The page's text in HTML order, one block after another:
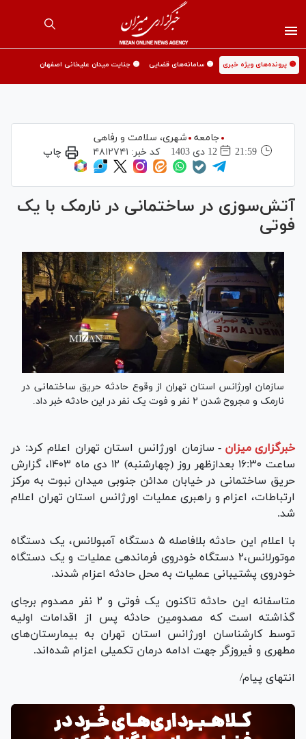
🟡 پرونده‌های ویژه خبری 🟡 سامانه‌های قضایی 🟡 جنایت میدان علیخانی اصفهان
جامعه
شهری،‌ سلامت و رفاهی
21:59
12 دی 1403 کد خبر: ۴۸۱۲۷۴۱ چاپ
آتش‌سوزی در ساختمانی در نارمک با یک
فوتی
سازمان اورژانس استان تهران از وقوع حادثه حریق ساختمانی در
نارمک و مجروح شدن ۲ نفر و فوت یک نفر در این حادثه خبر داد.
خبرگزاری میزان - سازمان اورژانس استان تهران اعلام کرد: در
ساعت ۱۶:۳۰ بعدازظهر روز (چهارشنبه) ۱۲ دی ماه ۱۴۰۳، گزارش
حریق ساختمانی در خیابان مدائن جنوبی میدان نبوت به مرکز
ارتباطات، اعزام و راهبری عملیات اورژانس استان تهران اعلام
شد.
با اعلام این حادثه بلافاصله ۵ دستگاه آمبولانس، یک دستگاه
موتورلانس،۲ دستگاه خودروی فرماندهی عملیات و یک دستگاه
خودروی پشتیبانی عملیات به محل حادثه اعزام شدند.
متاسفانه این حادثه تاکنون یک فوتی و ۲ نفر مصدوم برجای
گذاشته است که مصدومین حادثه پس از اقدامات اولیه
توسط کارشناسان اورژانس استان تهران به بیمارستان‌های
مطهری و فیروزگر جهت ادامه درمان تکمیلی اعزام شده‌اند.
انتهای پیام/